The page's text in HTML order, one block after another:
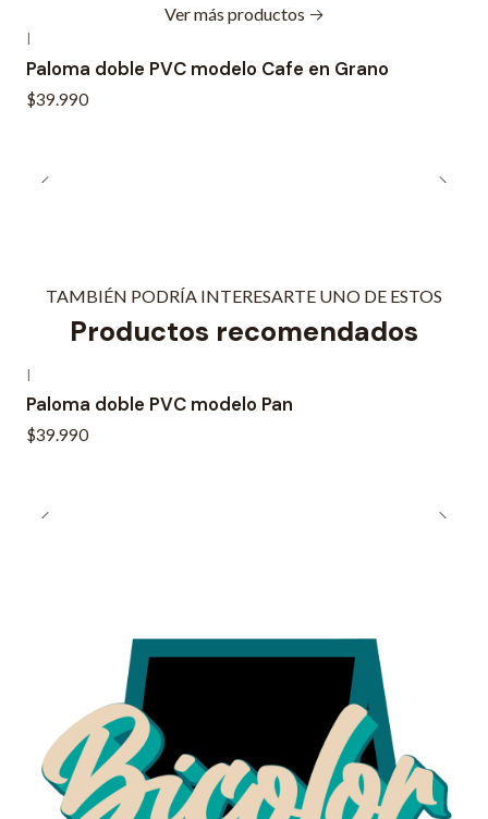
Ver más productos
|
Paloma doble PVC modelo Cafe en Grano
$39.990
TAMBIÉN PODRÍA INTERESARTE UNO DE ESTOS
Productos recomendados
|
Paloma doble PVC modelo Pan
$39.990